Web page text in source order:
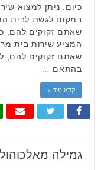
כיום, ניתן למצוא
במקום לגשת לבית
שאתם זקוקים להם,
המציע שירות בית
שאתם זקוקים להם,
בהתאם …
קרא עוד »
גמילה מאלכוהול